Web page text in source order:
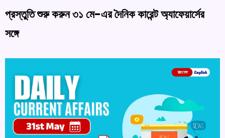
প্রস্তুতি শুরু করুন ৩১ মে-এর দৈনিক কারেন্ট অ্যাফেয়ার্সের
সঙ্গে